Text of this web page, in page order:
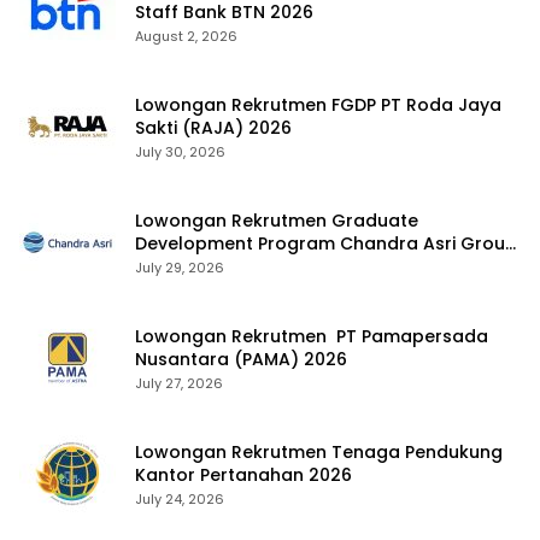
Staff Bank BTN 2026
August 2, 2026
Lowongan Rekrutmen FGDP PT Roda Jaya
Sakti (RAJA) 2026
July 30, 2026
Lowongan Rekrutmen Graduate
Development Program Chandra Asri Group
2026
July 29, 2026
Lowongan Rekrutmen PT Pamapersada
Nusantara (PAMA) 2026
July 27, 2026
Lowongan Rekrutmen Tenaga Pendukung
Kantor Pertanahan 2026
July 24, 2026